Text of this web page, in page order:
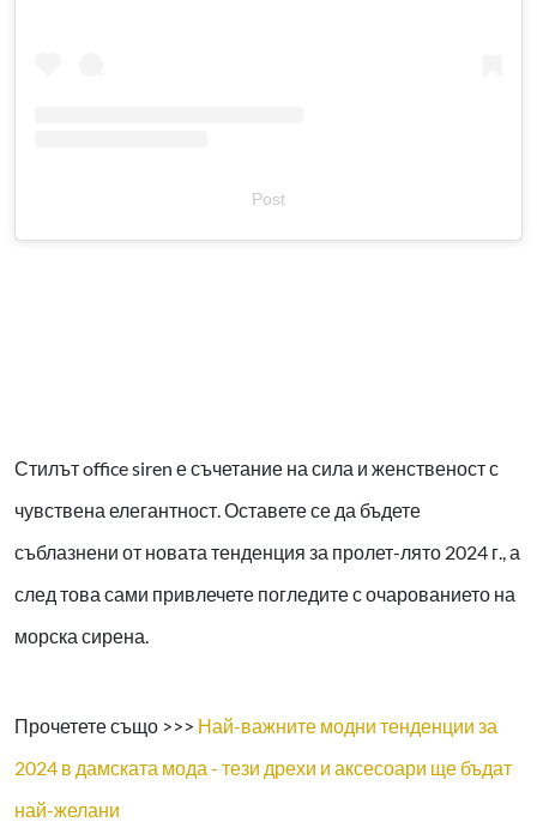
Post
Стилът office siren е съчетание на сила и женственост с
чувствена елегантност. Оставете се да бъдете
съблазнени от новата тенденция за пролет-лято 2024 г., а
след това сами привлечете погледите с очарованието на
морска сирена.
Прочетете също >>> Най-важните модни тенденции за
2024 в дамската мода - тези дрехи и аксесоари ще бъдат
най-желани